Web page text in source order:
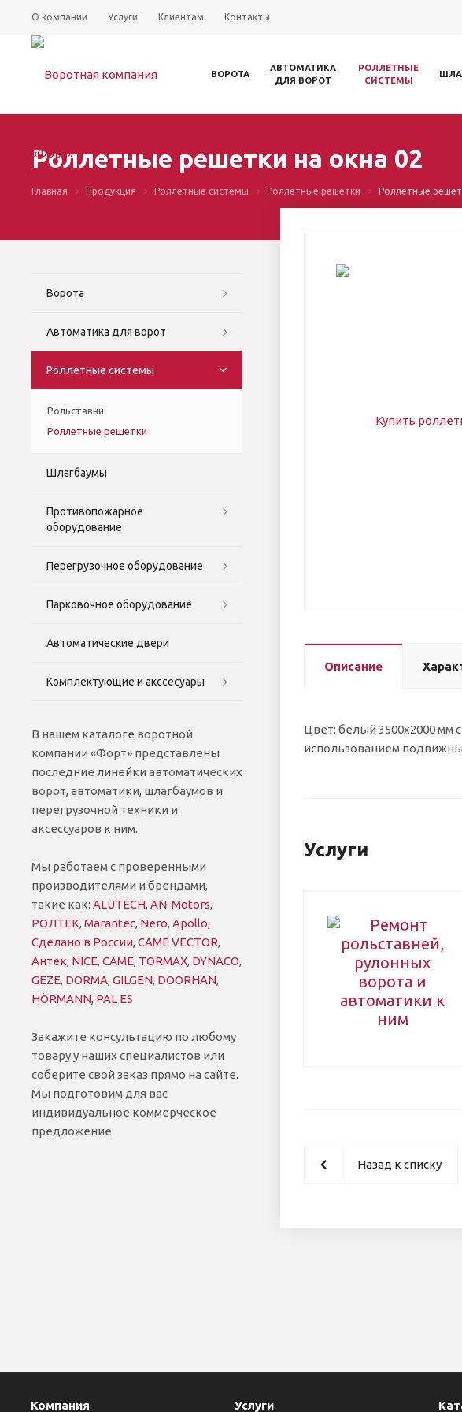
О компании Услуги Клиентам Контакты
ВОРОТА
АВТОМАТИКА
ДЛЯ ВОРОТ
РОЛЛЕТНЫЕ
СИСТЕМЫ
Роллетные решетки на окна 02
Главная Продукция Роллетные системы Роллетные решетки Роллетные
Описание
Цвет: белый 3500x2000 мм
использованием
Услуги
Назад к списку
Ворота
Автоматика для ворот
Роллетные системы
Рольставни
Роллетные решетки
Шлагбаумы
Противопожарное
оборудование
Перегрузочное оборудование
Парковочное оборудование
Автоматические двери
Комплектующие и акссесуары
В нашем каталоге воротной
компании «Форт» представлены
последние линейки автоматических
ворот, автоматики, шлагбаумов и
перегрузочной техники и
аксессуаров к ним.
Мы работаем с проверенными
производителями и брендами,
такие как: ALUTECH, AN-Motors,
РОЛТЕК, Marantec, Nero, Apollo,
Сделано в России, CAME VECTOR,
Антек, NICE, CAME, TORMAX, DYNACO,
GEZE, DORMA, GILGEN, DOORHAN,
HÖRMANN, PAL ES
Закажите консультацию по любому
товару у наших специалистов или
соберите свой заказ прямо на сайте.
Мы подготовим для вас
индивидуальное коммерческое
предложение.
Компания Услуги